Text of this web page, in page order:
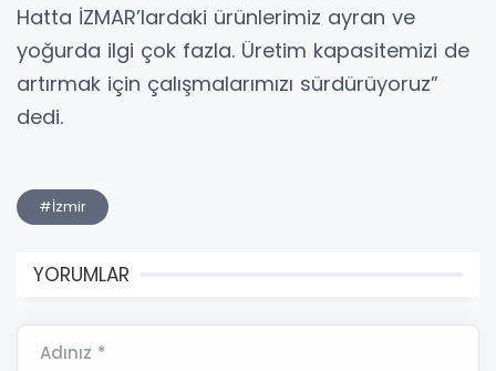
Hatta İZMAR’lardaki ürünlerimiz ayran ve
yoğurda ilgi çok fazla. Üretim kapasitemizi de
artırmak için çalışmalarımızı sürdürüyoruz”
dedi.
#İzmir
YORUMLAR
Adınız *